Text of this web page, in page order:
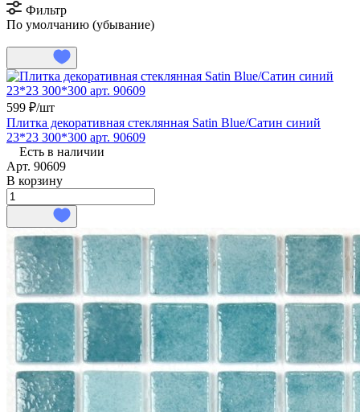
Фильтр
По умолчанию (убывание)
599 ₽/шт
Плитка декоративная стеклянная Satin Blue/Сатин синий
23*23 300*300 арт. 90609
Есть в наличии
Арт. 90609
В корзину